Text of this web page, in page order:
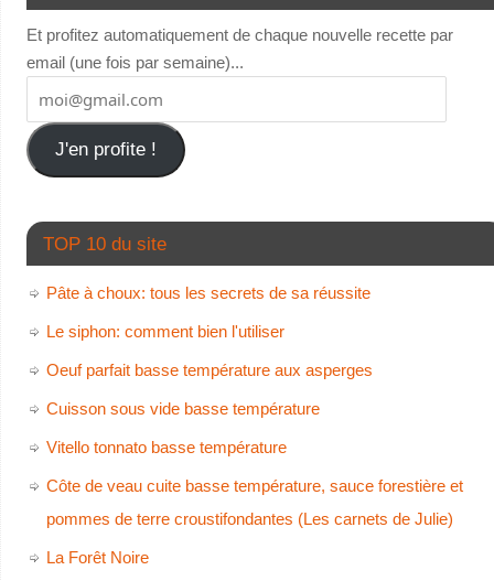
Et profitez automatiquement de chaque nouvelle recette par
email (une fois par semaine)...
J'en profite !
TOP 10 du site
Pâte à choux: tous les secrets de sa réussite
Le siphon: comment bien l'utiliser
Oeuf parfait basse température aux asperges
Cuisson sous vide basse température
Vitello tonnato basse température
Côte de veau cuite basse température, sauce forestière et
pommes de terre croustifondantes (Les carnets de Julie)
La Forêt Noire